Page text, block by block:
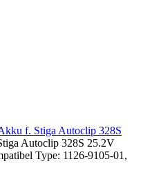
f. Stiga Autoclip 328S
Autoclip 328S 25.2V
Type: 1126-9105-01,